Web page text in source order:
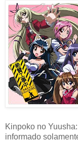
Kinpoko no
informado